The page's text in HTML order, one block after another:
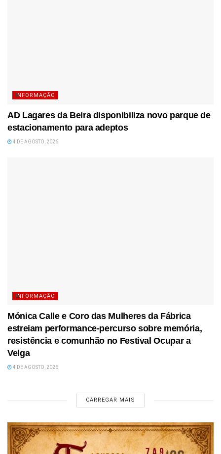
INFORMAÇÃO
AD Lagares da Beira disponibiliza novo parque de
estacionamento para adeptos
4 DE AGOSTO, 2026
INFORMAÇÃO
Mónica Calle e Coro das Mulheres da Fábrica
estreiam performance-percurso sobre memória,
resistência e comunhão no Festival Ocupar a
Velga
4 DE AGOSTO, 2026
CARREGAR MAIS